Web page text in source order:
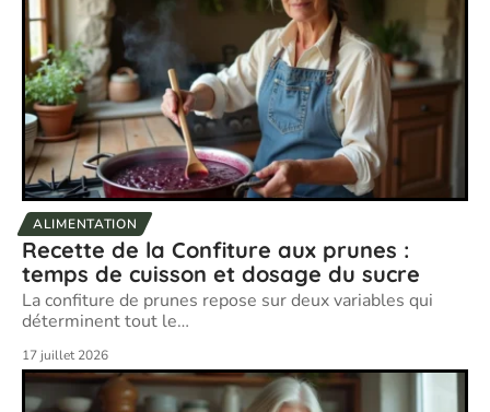
ALIMENTATION
Recette de la Confiture aux prunes :
temps de cuisson et dosage du sucre
La confiture de prunes repose sur deux variables qui
déterminent tout le…
17 juillet 2026